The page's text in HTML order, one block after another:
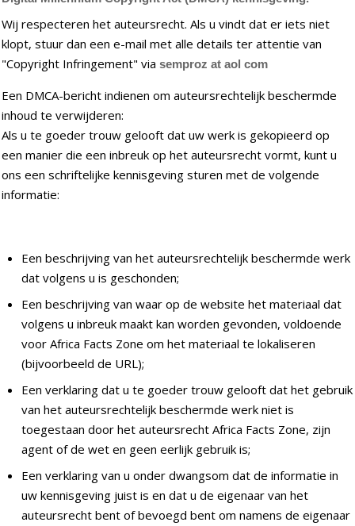
Wij respecteren het auteursrecht. Als u vindt dat er iets niet
klopt, stuur dan een e-mail met alle details ter attentie van
"Copyright Infringement" viasemproz at aol com
Een DMCA-bericht indienen om auteursrechtelijk beschermde
inhoud te verwijderen:
Als u te goeder trouw gelooft dat uw werk is gekopieerd op
een manier die een inbreuk op het auteursrecht vormt, kunt u
ons een schriftelijke kennisgeving sturen met de volgende
informatie:
Een beschrijving van het auteursrechtelijk beschermde werk
dat volgens u is geschonden;
Een beschrijving van waar op de website het materiaal dat
volgens u inbreuk maakt kan worden gevonden, voldoende
voor Africa Facts Zone om het materiaal te lokaliseren
(bijvoorbeeld de URL);
Een verklaring dat u te goeder trouw gelooft dat het gebruik
van het auteursrechtelijk beschermde werk niet is
toegestaan door het auteursrecht Africa Facts Zone, zijn
agent of de wet en geen eerlijk gebruik is;
Een verklaring van u onder dwangsom dat de informatie in
uw kennisgeving juist is en dat u de eigenaar van het
auteursrecht bent of bevoegd bent om namens de eigenaar